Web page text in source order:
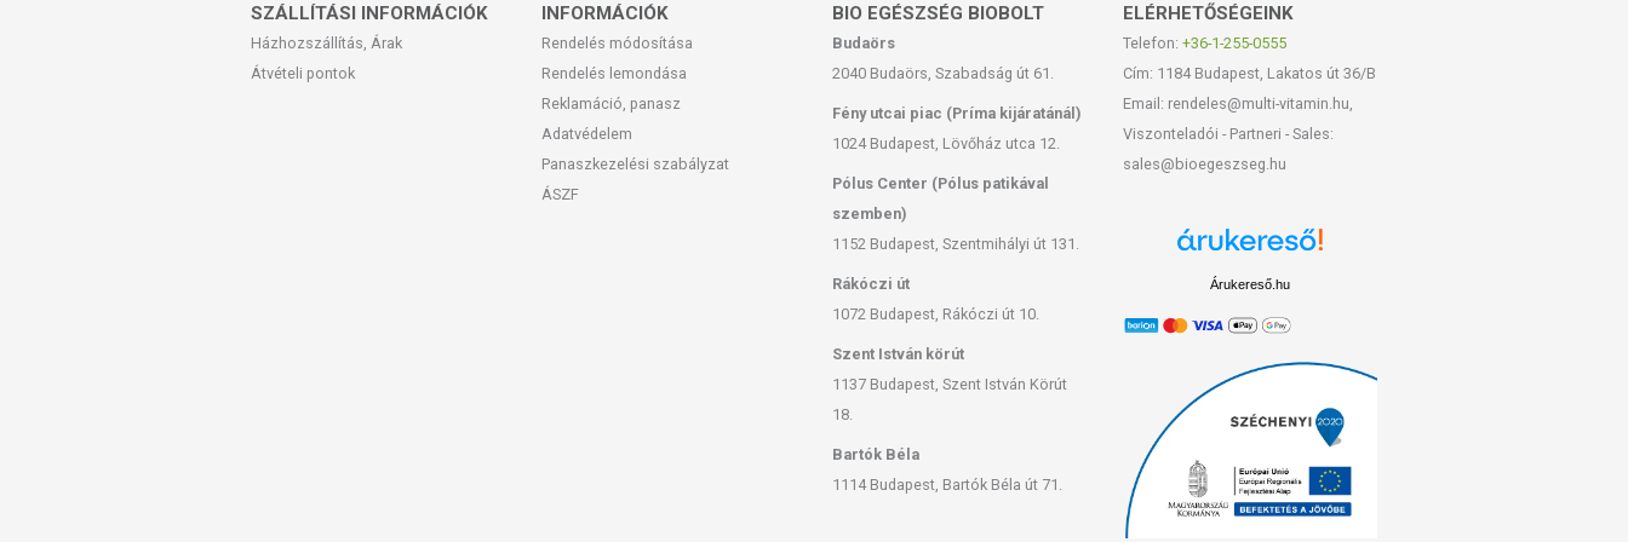
SZÁLLÍTÁSI INFORMÁCIÓK
Házhozszállítás, Árak
Átvételi pontok
INFORMÁCIÓK
Rendelés módosítása
Rendelés lemondása
Reklamáció, panasz
Adatvédelem
Panaszkezelési szabályzat
ÁSZF
BIO EGÉSZSÉG BIOBOLT
Budaörs
2040 Budaörs, Szabadság út 61.
Fény utcai piac (Príma kijáratánál)
1024 Budapest, Lövőház utca 12.
Pólus Center (Pólus patikával
szemben)
1152 Budapest, Szentmihályi út 131.
Rákóczi út
1072 Budapest, Rákóczi út 10.
Szent István körút
1137 Budapest, Szent István Körút
18.
Bartók Béla
1114 Budapest, Bartók Béla út 71.
ELÉRHETŐSÉGEINK
Telefon: +36-1-255-0555
Cím: 1184 Budapest, Lakatos út 36/B
Email: rendeles@multi-vitamin.hu,
Viszonteladói - Partneri - Sales:
sales@bioegeszseg.hu
Árukereső.hu